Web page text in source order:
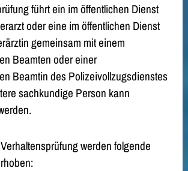
führt ein im öffentlichen Dienst
oder eine im öffentlichen Dienst
gemeinsam mit einem
Beamten oder einer
Beamtin des Polizeivollzugsdienstes
sachkundige Person kann
werden folgende